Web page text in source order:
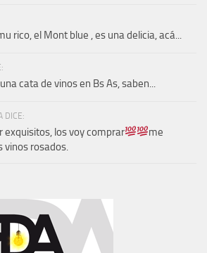
rico, el Mont blue , es una delicia, acá...
cata de vinos en Bs As, saben...
DICE:
exquisitos, los voy comprar
me
vinos rosados.